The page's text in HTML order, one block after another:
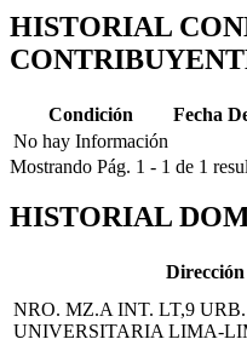
HISTORIAL
Condición Fecha
No hay Información
Mostrando Pág. 1 - 1 de 1
HISTORIAL
Dirección
NRO. MZ.A INT. LT,9
UNIVERSITARIA LIMA-